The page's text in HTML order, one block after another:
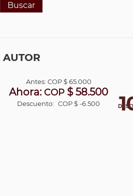
Buscar
Antes: COP$ 65.000
Ahora: COP $ 58.500
Descuento: COP $ -6.500